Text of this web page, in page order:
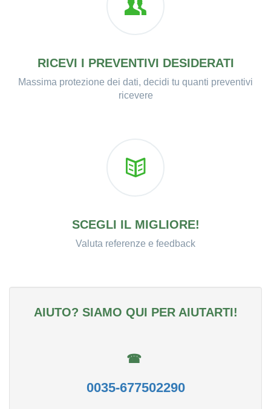
RICEVI I PREVENTIVI DESIDERATI
Massima protezione dei dati, decidi tu quanti preventivi
ricevere
SCEGLI IL MIGLIORE!
Valuta referenze e feedback
AIUTO? SIAMO QUI PER AIUTARTI!
☎
0035-677502290